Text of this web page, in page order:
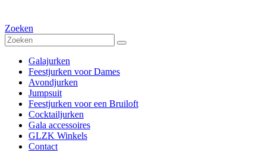
Zoeken
Galajurken
Feestjurken voor Dames
Avondjurken
Jumpsuit
Feestjurken voor een Bruiloft
Cocktailjurken
Gala accessoires
GLZK Winkels
Contact